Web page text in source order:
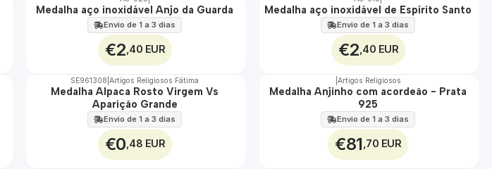
ÁGUA
Medalha aço inoxidável Anjo da Guarda
Envio de 1 a 3 dias
€2 ,40 EUR
ÁGUA
Medalha aço inoxidável de Espírito Santo
Envio de 1 a 3 dias
€2 ,40 EUR
SE961308 |Artigos Religiosos Fátima
Medalha Alpaca Rosto Virgem Vs
Aparição Grande
Envio de 1 a 3 dias
€0 ,48 EUR
🇵🇹
Artigos Religiosos
Medalha Anjinho com acordeão - Prata
925
Envio de 1 a 3 dias
€81 ,70 EUR